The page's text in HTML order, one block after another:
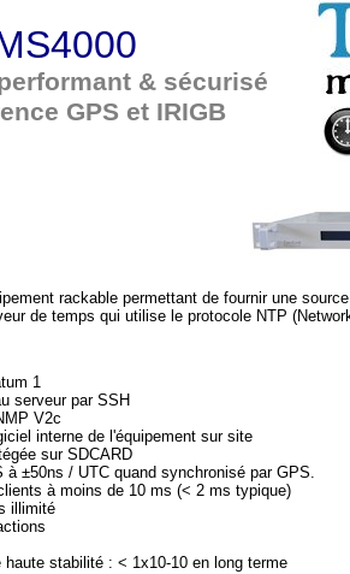
& sécurisé
GPS et IRIGB
rackable permettant de fournir une
de temps qui utilise le protocole NTP
1
serveur par SSH
V2c
interne de l'équipement sur site
sur SDCARD
à ±50ns / UTC quand synchronisé par GPS.
à moins de 10 ms (< 2 ms typique)
illimité
haute stabilité : < 1x10-10 en long terme